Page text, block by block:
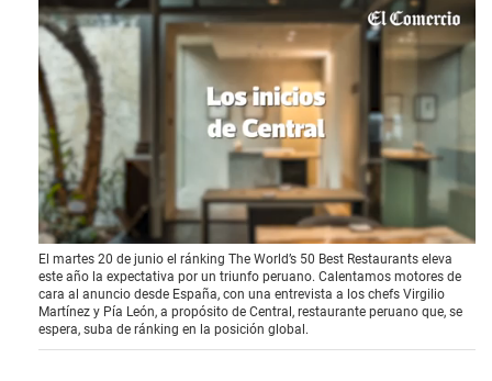
0
o
f
1
8
m
i
El martes 20 de junio el ránking The World’s 50 Best Restaurants eleva
este año la expectativa por un triunfo peruano. Calentamos motores de
cara al anuncio desde España, con una entrevista a los chefs Virgilio
Martínez y Pía León, a propósito de Central, restaurante peruano que, se
espera, suba de ránking en la posición global.